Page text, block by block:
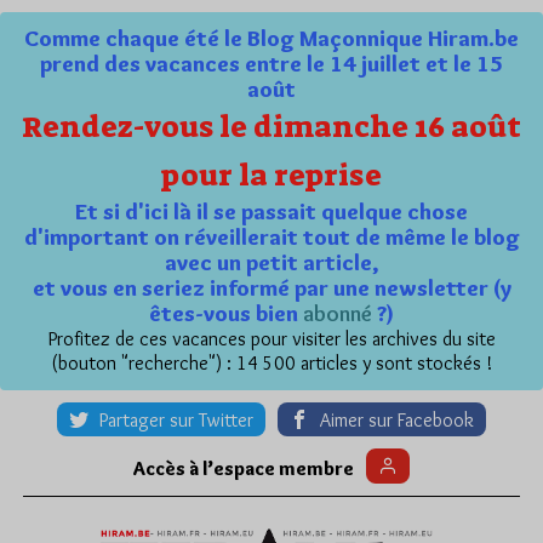
Comme chaque été le Blog Maçonnique Hiram.be
prend des vacances entre le 14 juillet et le 15
août
Rendez-vous le dimanche 16 août
pour la reprise
Et si d'ici là il se passait quelque chose
d'important on réveillerait tout de même le blog
avec un petit article,
et vous en seriez informé par une newsletter (y
êtes-vous bien abonné ?)
Profitez de ces vacances pour visiter les archives du site
(bouton "recherche") : 14 500 articles y sont stockés !
Partager sur Twitter Aimer sur Facebook
Accès à l’espace membre